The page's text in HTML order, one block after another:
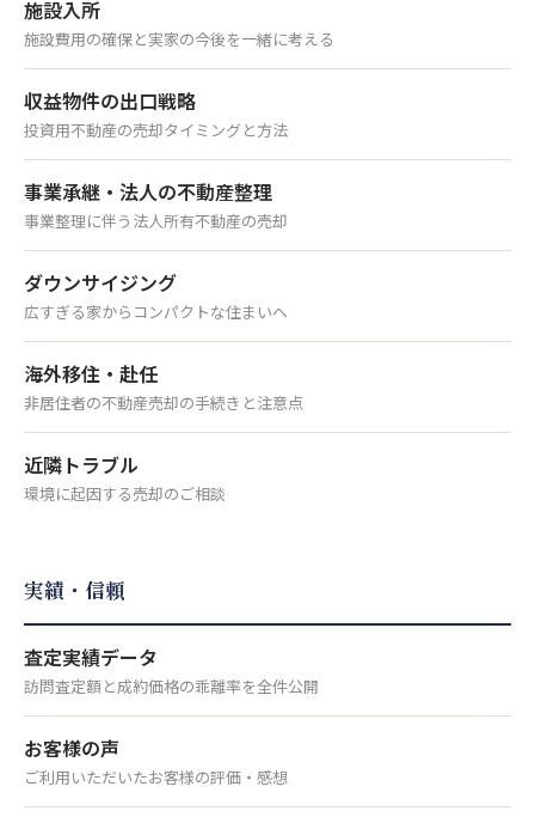
施設入所
施設費用の確保と実家の今後を一緒に考える
収益物件の出口戦略
投資用不動産の売却タイミングと方法
事業承継・法人の不動産整理
事業整理に伴う法人所有不動産の売却
ダウンサイジング
広すぎる家からコンパクトな住まいへ
海外移住・赴任
非居住者の不動産売却の手続きと注意点
近隣トラブル
環境に起因する売却のご相談
実績・信頼
査定実績データ
訪問査定額と成約価格の乖離率を全件公開
お客様の声
ご利用いただいたお客様の評価・感想